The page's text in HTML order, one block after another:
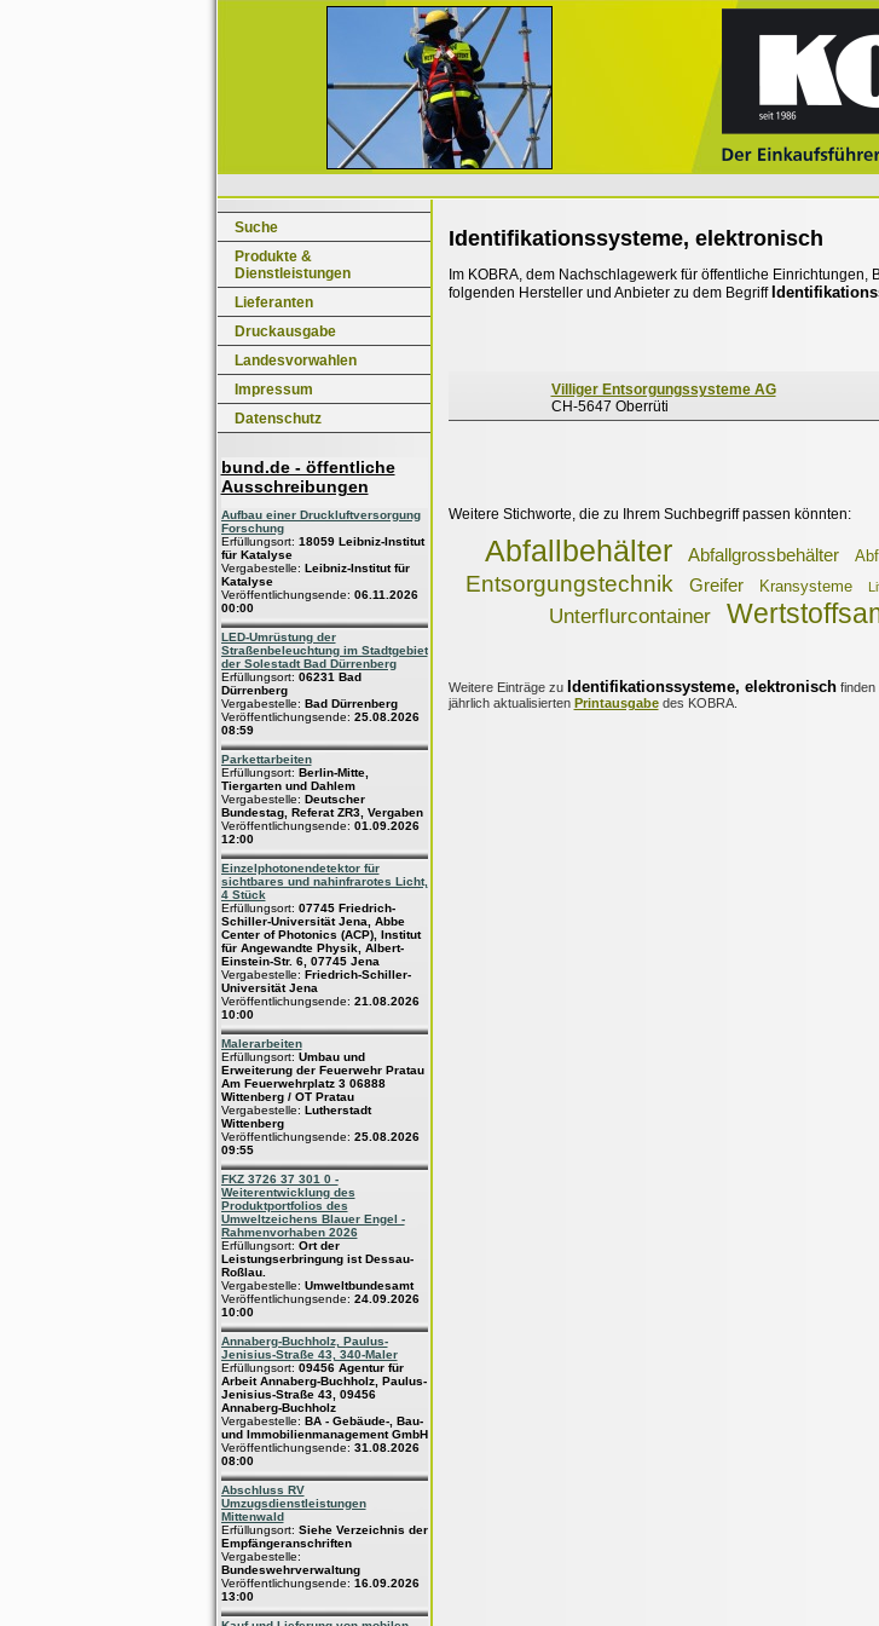
Suche
Produkte &
Dienstleistungen
Lieferanten
Druckausgabe
Landesvorwahlen
Impressum
Datenschutz
bund.de - öffentliche
Ausschreibungen
Aufbau einer Druckluftversorgung
Forschung
Erfüllungsort: 18059 Leibniz-Institut
für Katalyse
Vergabestelle: Leibniz-Institut für
Katalyse
Veröffentlichungsende: 06.11.2026
00:00
LED-Umrüstung der
Straßenbeleuchtung im Stadtgebiet
der Solestadt Bad Dürrenberg
Erfüllungsort: 06231 Bad
Dürrenberg
Vergabestelle: Bad Dürrenberg
Veröffentlichungsende: 25.08.2026
08:59
Parkettarbeiten
Erfüllungsort: Berlin-Mitte,
Tiergarten und Dahlem
Vergabestelle: Deutscher
Bundestag, Referat ZR3, Vergaben
Veröffentlichungsende: 01.09.2026
12:00
Einzelphotonendetektor für
sichtbares und nahinfrarotes Licht,
4 Stück
Erfüllungsort: 07745 Friedrich-
Schiller-Universität Jena, Abbe
Center of Photonics (ACP), Institut
für Angewandte Physik, Albert-
Einstein-Str. 6, 07745 Jena
Vergabestelle: Friedrich-Schiller-
Universität Jena
Veröffentlichungsende: 21.08.2026
10:00
Malerarbeiten
Erfüllungsort: Umbau und
Erweiterung der Feuerwehr Pratau
Am Feuerwehrplatz 3 06888
Wittenberg / OT Pratau
Vergabestelle: Lutherstadt
Wittenberg
Veröffentlichungsende: 25.08.2026
09:55
FKZ 3726 37 301 0 -
Weiterentwicklung des
Produktportfolios des
Umweltzeichens Blauer Engel -
Rahmenvorhaben 2026
Erfüllungsort: Ort der
Leistungserbringung ist Dessau-
Roßlau.
Vergabestelle: Umweltbundesamt
Veröffentlichungsende: 24.09.2026
10:00
Annaberg-Buchholz, Paulus-
Jenisius-Straße 43, 340-Maler
Erfüllungsort: 09456 Agentur für
Arbeit Annaberg-Buchholz, Paulus-
Jenisius-Straße 43, 09456
Annaberg-Buchholz
Vergabestelle: BA - Gebäude-, Bau-
und Immobilienmanagement GmbH
Veröffentlichungsende: 31.08.2026
08:00
Abschluss RV
Umzugsdienstleistungen
Mittenwald
Erfüllungsort: Siehe Verzeichnis der
Empfängeranschriften
Vergabestelle:
Bundeswehrverwaltung
Veröffentlichungsende: 16.09.2026
13:00
Identifikationssysteme, elektronisch
Im KOBRA, dem Nachschlagewerk für öffentliche Einrichtungen,
folgenden Hersteller und Anbieter zu dem Begriff
Villiger Entsorgungssysteme AG
CH-5647 Oberrüti
Weitere Stichworte, die zu Ihrem Suchbegriff passen könnten:
Abfallbehälter Abfallgrossbehälter
Entsorgungstechnik Greifer Kransysteme
Unterflurcontainer
Weitere Einträge zu Identifikationssysteme, elektronischfinden
jährlich aktualisierten Printausgabedes KOBRA.